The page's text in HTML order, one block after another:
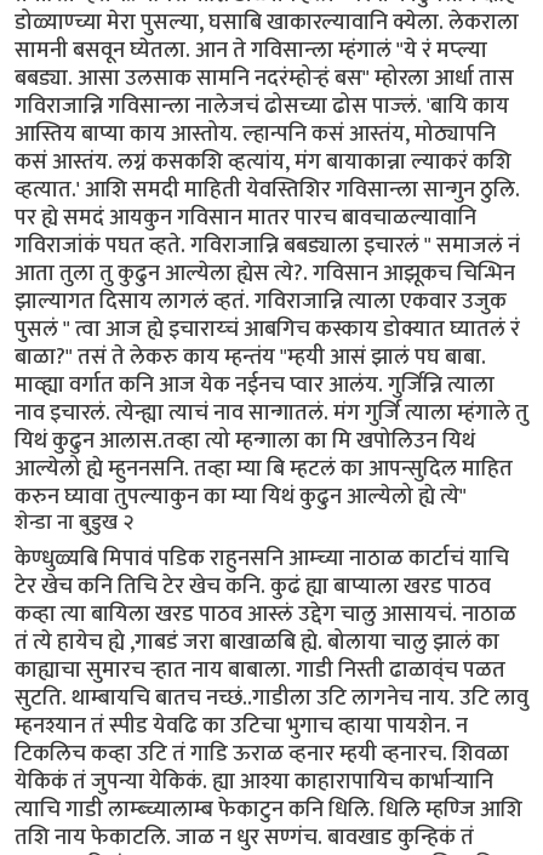
डोळ्याण्च्या मेरा पुसल्या, घसाबि खाकारल्यावानि क्येला. लेकराला
सामनी बसवून घ्येतला. आन ते गविसान्ला म्हंगालं "ये रं मप्ल्या
बबड्या. आसा उलसाक सामनि नदरंम्होर्‍हं बस" म्होरला आर्धा तास
गविराजान्नि गविसान्ला नालेजचं ढोसच्या ढोस पाज्लं. 'बायि काय
आस्तिय बाप्या काय आस्तोय. ल्हान्पनि कसं आस्तंय, मोठ्यापनि
कसं आस्तंय. लग्नं कसकशि व्हत्यांय, मंग बायाकान्ना ल्याकरं कशि
व्हत्यात.' आशि समदी माहिती येवस्तिशिर गविसान्ला सान्गुन ठुलि.
पर ह्ये समदं आयकुन गविसान मातर पारच बावचाळल्यावानि
गविराजांकं पघत व्हते. गविराजान्नि बबड्याला इचारलं " समाजलं नं
आता तुला तु कुढुन आल्येला ह्येस त्ये?. गविसान आझूकच चिन्भिन
झाल्यागत दिसाय लागलं व्हतं. गविराजान्नि त्याला एकवार उजुक
पुसलं " त्वा आज ह्ये इचाराय्चं आबगिच कस्काय डोक्यात घ्यातलं रं
बाळा?" तसं ते लेकरु काय म्हन्तंय "म्हयी आसं झालं पघ बाबा.
माव्ह्या वर्गात कनि आज येक नईनच प्वार आलंय. गुर्जिन्नि त्याला
नाव इचारलं. त्येन्ह्या त्याचं नाव सान्गातलं. मंग गुर्जि त्याला म्हंगाले तु
यिथं कुढुन आलास.तव्हा त्यो म्हन्गाला का मि खपोलिउन यिथं
आल्येलो ह्ये म्हुननसनि. तव्हा म्या बि म्हटलं का आपन्सुदिल माहित
करुन घ्यावा तुपल्याकुन का म्या यिथं कुढुन आल्येलो ह्ये त्ये"
शेन्डा ना बुडुख २
केण्धुळ्यबि मिपावं पडिक राहुनसनि आम्च्या नाठाळ कार्टाचं याचि
टेर खेच कनि तिचि टेर खेच कनि. कुढं ह्या बाप्याला खरड पाठव
कव्हा त्या बायिला खरड पाठव आस्लं उद्देग चालु आसायचं. नाठाळ
तं त्ये हायेच ह्ये ,गाबडं जरा बाखाळबि ह्ये. बोलाया चालु झालं का
काह्याचा सुमारच र्‍हात नाय बाबाला. गाडी निस्ती ढाळाव्ंच पळत
सुटति. थाम्बायचि बातच नच्छं..गाडीला उटि लागनेच नाय. उटि लावु
म्हनश्यान तं स्पीड येवढि का उटिचा भुगाच व्हाया पायशेन. न
टिकलिच कव्हा उटि तं गाडि ऊराळ व्हनार म्हयी व्हनारच. शिवळा
येकिकं तं जुपन्या येकिकं. ह्या आश्या काहारापायिच कार्भार्‍यानि
त्याचि गाडी लाम्ब्च्यालाम्ब फेकाटुन कनि धिलि. धिलि म्हण्जि आशि
तशि नाय फेकाटलि. जाळ न धुर सण्गंच. बावखाड कुन्हिकं तं